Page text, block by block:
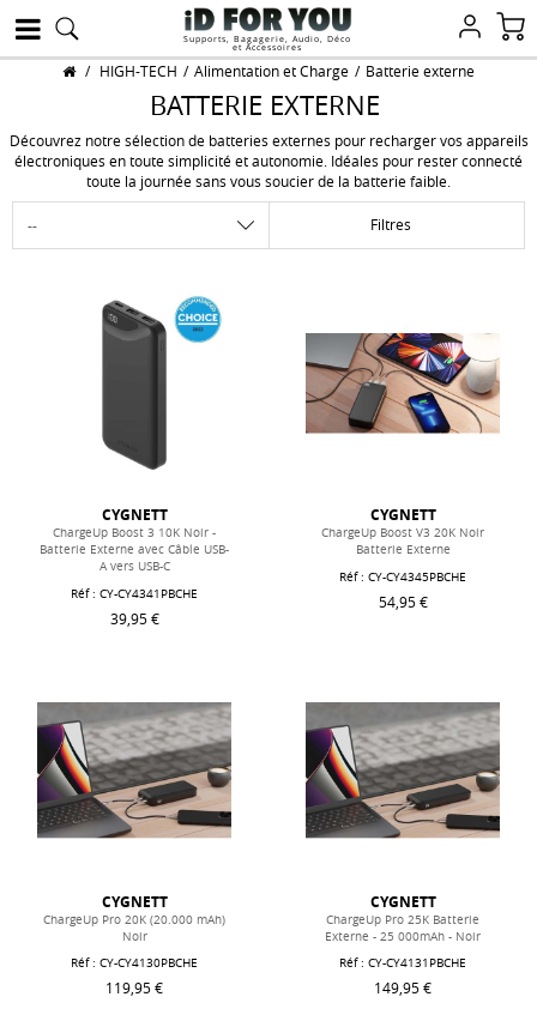
Supports, Bagagerie, Audio, Déco
et Accessoires
/ HIGH-TECH / Alimentation et Charge / Batterie externe
BATTERIE EXTERNE
Découvrez notre sélection de batteries externes pour recharger vos appareils
électroniques en toute simplicité et autonomie. Idéales pour rester connecté
toute la journée sans vous soucier de la batterie faible.
Filtres
CYGNETT
ChargeUp Boost 3 10K Noir -
Batterie Externe avec Câble USB-
A vers USB-C
Réf : CY-CY4341PBCHE
39,95 €
CYGNETT
ChargeUp Boost V3 20K Noir
Batterie Externe
Réf : CY-CY4345PBCHE
54,95 €
CYGNETT
ChargeUp Pro 20K (20.000 mAh)
Noir
Réf : CY-CY4130PBCHE
119,95 €
CYGNETT
ChargeUp Pro 25K Batterie
Externe - 25 000mAh - Noir
Réf : CY-CY4131PBCHE
149,95 €